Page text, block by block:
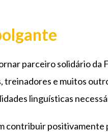
parceiro solidário da
treinadores e muitos
linguísticas
contribuir positivamente